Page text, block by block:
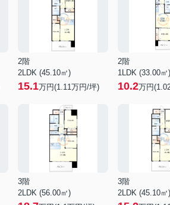
2階
2LDK (45.10㎡)
15.1万円(1.11万円/坪)
2階
1LDK (33.00㎡)
10.2万円(
3階
2LDK (56.00㎡)
3階
2LDK (45.10㎡)